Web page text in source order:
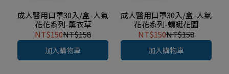
成人醫用口罩30入/盒-人氣
花花系列-薰衣草
NT$150NT$158
加入購物車
成人醫用口罩30入/盒-人氣
花花系列-蜻蜓花園
NT$150NT$158
加入購物車